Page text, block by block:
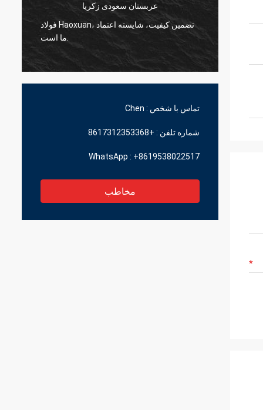
عربستان سعودی زکریا
فولاد Haoxuan، تضمین کیفیت، شایسته اعتماد
فولاد Haoxuan، تضمین کیفیت، شایسته اعتماد
تماس با شخص : Chen
شماره تلفن : +8617312353368
WhatsApp : +8619538022517
مخاطب